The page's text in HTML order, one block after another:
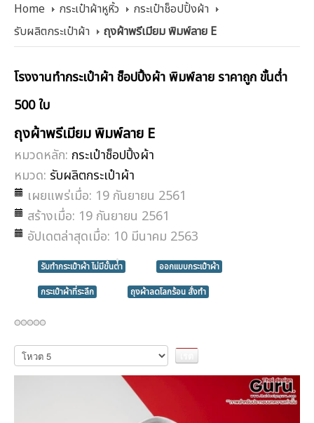
Home กระเป๋าผ้าหูหิ้ว
กระเป๋าช็อปปิ้งผ้า
รับผลิตกระเป๋าผ้า
ถุงผ้าพรีเมียม พิมพ์ลาย E
โรงงานทำกระเป๋าผ้า ช็อปปิ้งผ้า พิมพ์ลาย ราคาถูก ขั้นต่ำ
500 ใบ
ถุงผ้าพรีเมียม พิมพ์ลาย E
หมวดหลัก: กระเป๋าช็อปปิ้งผ้า
หมวด: รับผลิตกระเป๋าผ้า
เผยแพร่เมื่อ: 19 กันยายน 2561
สร้างเมื่อ: 19 กันยายน 2561
อัปเดตล่าสุดเมื่อ: 10 มีนาคม 2563
รับทํากระเป๋าผ้า ไม่มีขั้นต่ํา
ออกแบบกระเป๋าผ้า
กระเป๋าผ้าที่ระลึก
ถุงผ้าลดโลกร้อน สั่งทำ
กรุณา
ให้
คะแนน